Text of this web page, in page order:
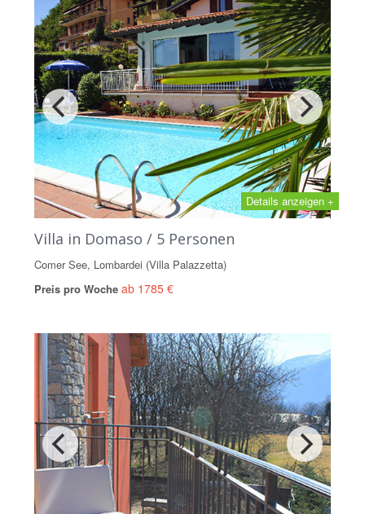
Details anzeigen +
Villa in Domaso / 5 Personen
Comer See, Lombardei (Villa Palazzetta)
Preis pro Woche ab 1785 €